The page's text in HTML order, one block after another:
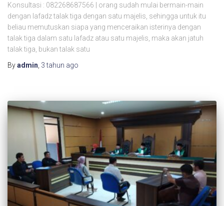
Konsultasi : 082268687566 | orang sudah mulai bermain-main
dengan lafadz talak tiga dengan satu majelis, sehingga untuk itu
beliau memutuskan siapa yang menceraikan isterinya dengan
talak tiga dalam satu lafadz atau satu majelis, maka akan jatuh
talak tiga, bukan talak satu
Byadmin, 3 tahun ago